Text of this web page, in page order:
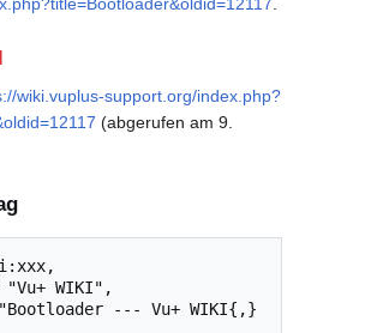
wiki.vuplus-support.org/index.php?
(abgerufen am 9.